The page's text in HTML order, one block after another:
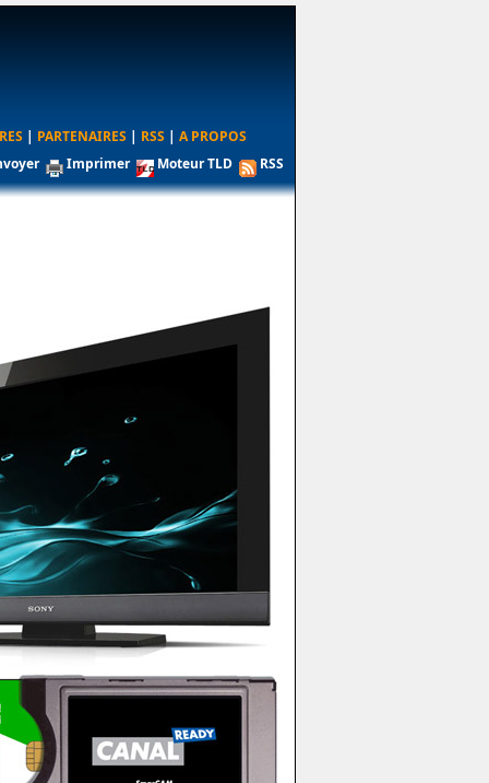
| PARTENAIRES | RSS | A PROPOS
Imprimer Moteur TLD RSS